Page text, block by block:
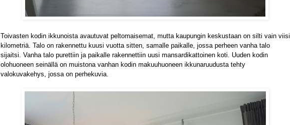
Toivasten kodin ikkunoista avautuvat peltomaisemat, mutta kaupungin keskustaan on silti vain viisi
kilometriä. Talo on rakennettu kuusi vuotta sitten, samalle paikalle, jossa perheen vanha talo
sijaitsi. Vanha talo purettiin ja paikalle rakennettiin uusi mansardikattoinen koti. Uuden kodin
olohuoneen seinällä on muistona vanhan kodin makuuhuoneen ikkunaruudusta tehty
valokuvakehys, jossa on perhekuvia.